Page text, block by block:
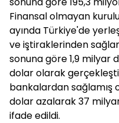
Finansal olmayan
ayında Türkiye'de
ve iştiraklerinden
sonuna göre 1,9 milyar
dolar olarak
bankalardan sağlamış
dolar azalarak 37
ifade edildi.